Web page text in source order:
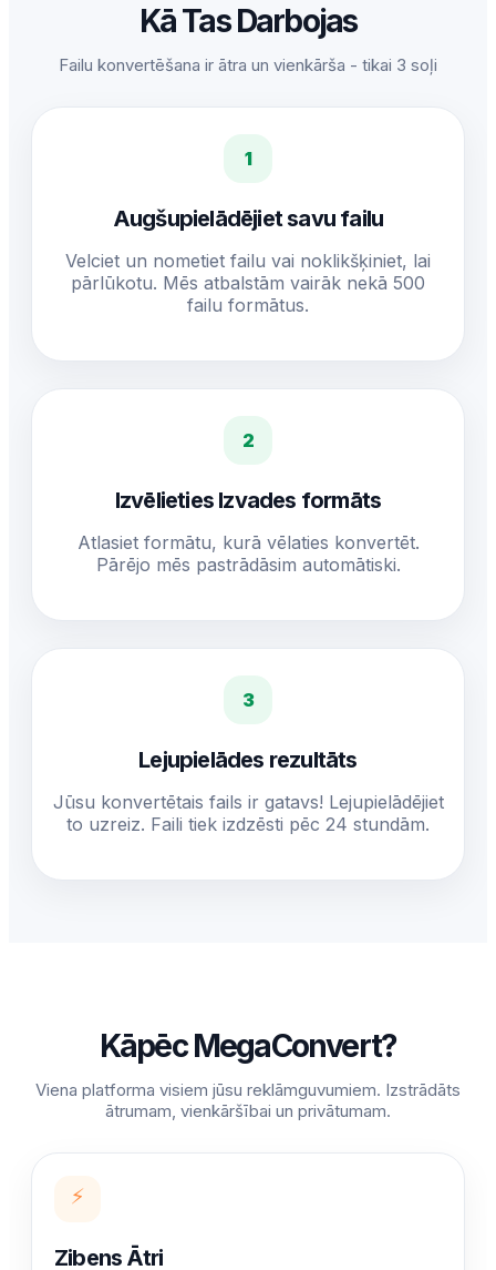
Kā Tas Darbojas
Failu konvertēšana ir ātra un vienkārša - tikai 3 soļi
1
Augšupielādējiet savu failu
Velciet un nometiet failu vai noklikšķiniet, lai
pārlūkotu. Mēs atbalstām vairāk nekā 500
failu formātus.
2
Izvēlieties Izvades formāts
Atlasiet formātu, kurā vēlaties konvertēt.
Pārējo mēs pastrādāsim automātiski.
3
Lejupielādes rezultāts
Jūsu konvertētais fails ir gatavs! Lejupielādējiet
to uzreiz. Faili tiek izdzēsti pēc 24 stundām.
Kāpēc MegaConvert?
Viena platforma visiem jūsu reklāmguvumiem. Izstrādāts
ātrumam, vienkāršībai un privātumam.
⚡
Zibens Ātri